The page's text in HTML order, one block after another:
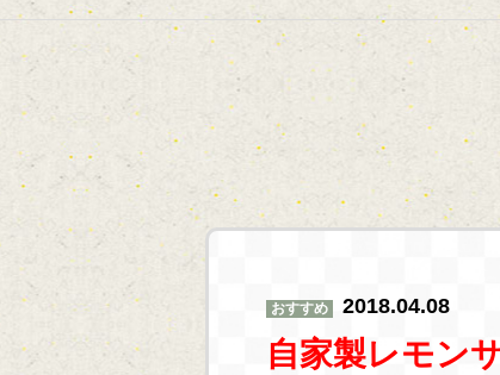
おすすめ 2018.04.08
自家製レモン